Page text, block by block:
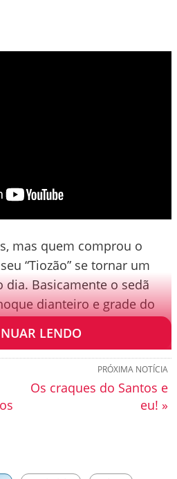
mas quem comprou o
“Tiozão” se tornar um
dia. Basicamente o sedã
dianteiro e grade do
LENDO
PRÓXIMA NOTÍCIA
Os craques do Santos e
eu! »